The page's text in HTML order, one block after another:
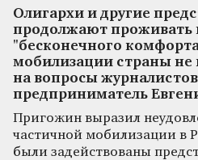
Олигархи и другие
продолжают проживать
"бесконечного
мобилизации страны не
на вопросы
предприниматель
Пригожин выразил
частичной мобилизации в
были задействованы